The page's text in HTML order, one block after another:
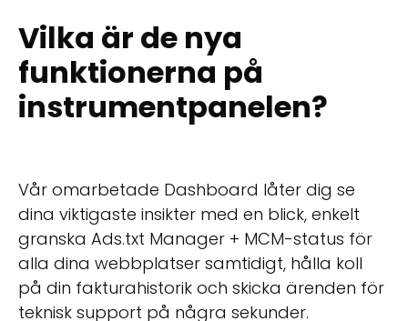
Vilka är de nya
funktionerna på
instrumentpanelen?
Vår omarbetade Dashboard låter dig se
dina viktigaste insikter med en blick, enkelt
granska Ads.txt Manager + MCM-status för
alla dina webbplatser samtidigt, hålla koll
på din fakturahistorik och skicka ärenden för
teknisk support på några sekunder.